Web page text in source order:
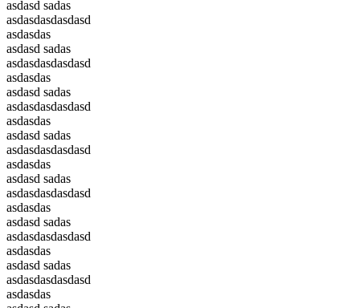
asdasd sadas
asdasdasdasdasd
asdasdas
asdasd sadas
asdasdasdasdasd
asdasdas
asdasd sadas
asdasdasdasdasd
asdasdas
asdasd sadas
asdasdasdasdasd
asdasdas
asdasd sadas
asdasdasdasdasd
asdasdas
asdasd sadas
asdasdasdasdasd
asdasdas
asdasd sadas
asdasdasdasdasd
asdasdas